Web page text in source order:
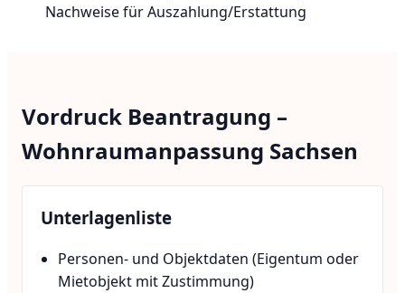
Nachweise für Auszahlung/Erstattung
Vordruck Beantragung –
Wohnraumanpassung Sachsen
Unterlagenliste
Personen- und Objektdaten (Eigentum oder
Mietobjekt mit Zustimmung)